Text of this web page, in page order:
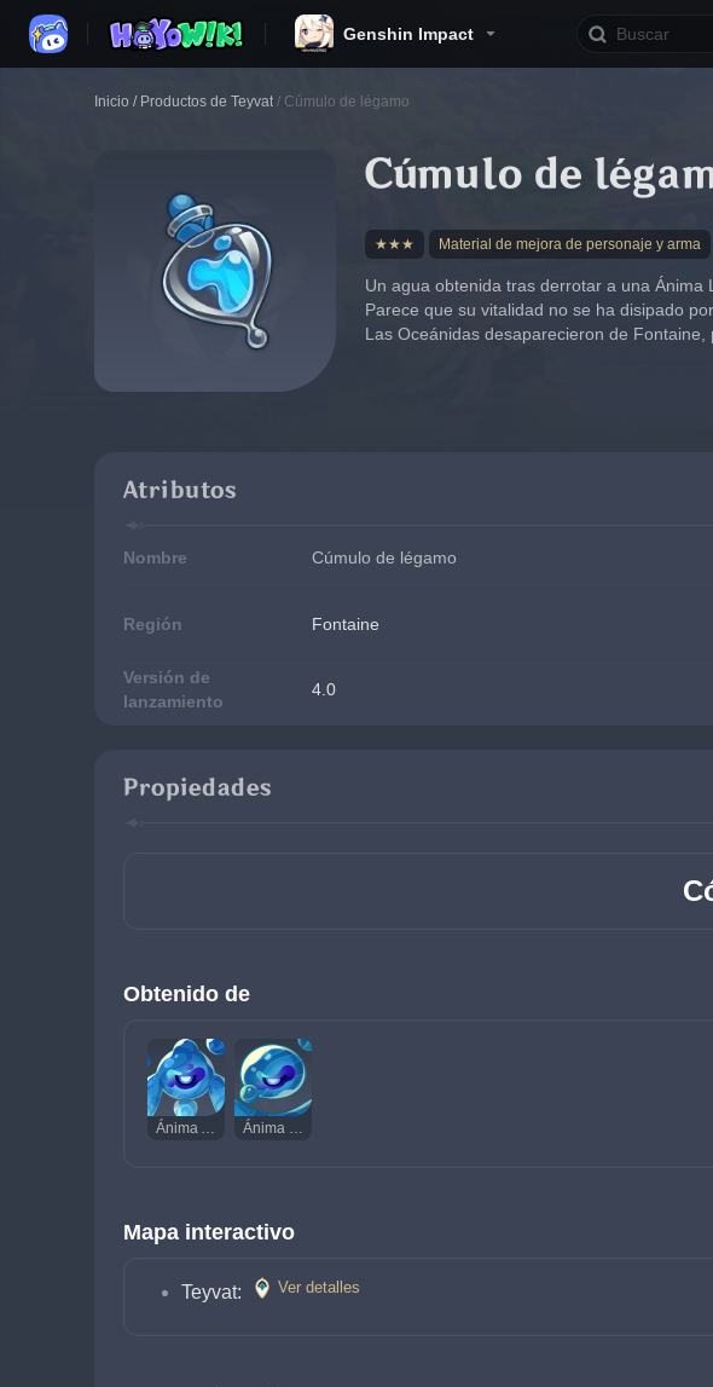
Genshin Impact
Inicio / Productos de Teyvat / Cúmulo de légamo
Cúmulo de
★★★ Material de mejora de personaje y arma
Un agua obtenida tras derrotar a una Ánima
Parece que su vitalidad no se ha disipado
Las Oceánidas desaparecieron de
Atributos
Nombre Cúmulo de légamo
Región Fontaine
Versión de
lanzamiento
4.0
Propiedades
Obtenido de
Ánima Aplastalodo Ánima Escupelodo
Mapa interactivo
Teyvat: Ver detalles